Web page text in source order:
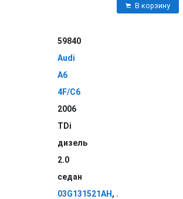
В корзину
59840
Audi
A6
4F/C6
2006
TDi
дизель
2.0
седан
03G131521AH , .